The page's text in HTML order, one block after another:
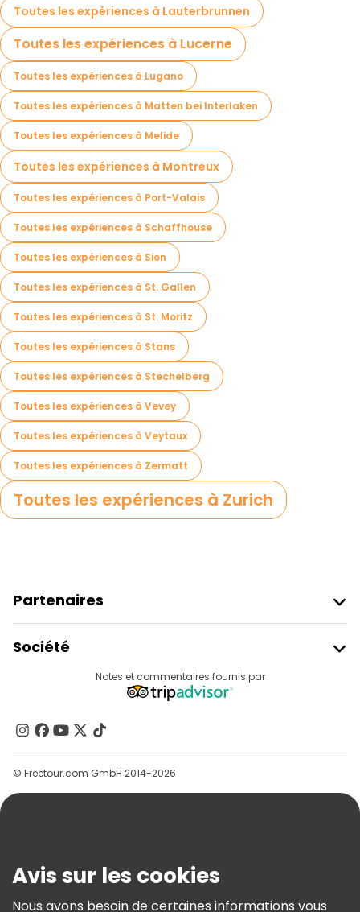
Toutes les expériences à Lauterbrunnen
Toutes les expériences à Lucerne
Toutes les expériences à Lugano
Toutes les expériences à Matten bei Interlaken
Toutes les expériences à Melide
Toutes les expériences à Montreux
Toutes les expériences à Port-Valais
Toutes les expériences à Schaffhouse
Toutes les expériences à Sion
Toutes les expériences à St. Gallen
Toutes les expériences à St. Moritz
Toutes les expériences à Stans
Toutes les expériences à Stechelberg
Toutes les expériences à Vevey
Toutes les expériences à Veytaux
Toutes les expériences à Zermatt
Toutes les expériences à Zurich
Partenaires
Connexion Du Fournisseur
Programme D’affiliation
Société
Contactez-Nous
Groupes
Aide
Conditions Générales Et Mentions Légales
Notes et commentaires fournis par
© Freetour.com GmbH 2014-2026
Avis sur les cookies
Nous avons besoin de certaines informations vous